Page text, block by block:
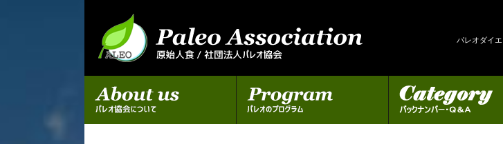
パレオダイ
初めての方へ パレオのプログラム カテゴリー